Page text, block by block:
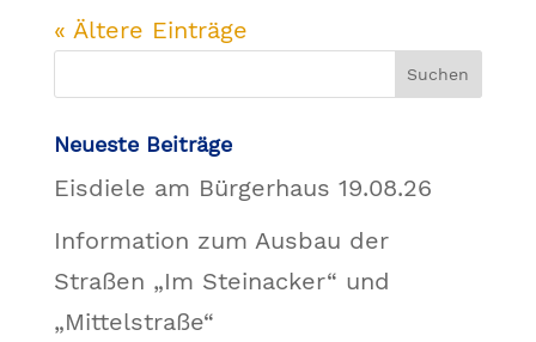
« Ältere Einträge
Neueste Beiträge
Eisdiele am Bürgerhaus 19.08.26
Information zum Ausbau der
Straßen „Im Steinacker“ und
„Mittelstraße“